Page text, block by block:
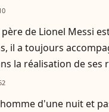
père de Lionel Messi
il a toujours
la réalisation de ses
d'une nuit et